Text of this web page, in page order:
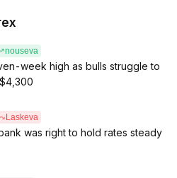
nouseva
week high as bulls struggle to
Laskeva
was right to hold rates steady